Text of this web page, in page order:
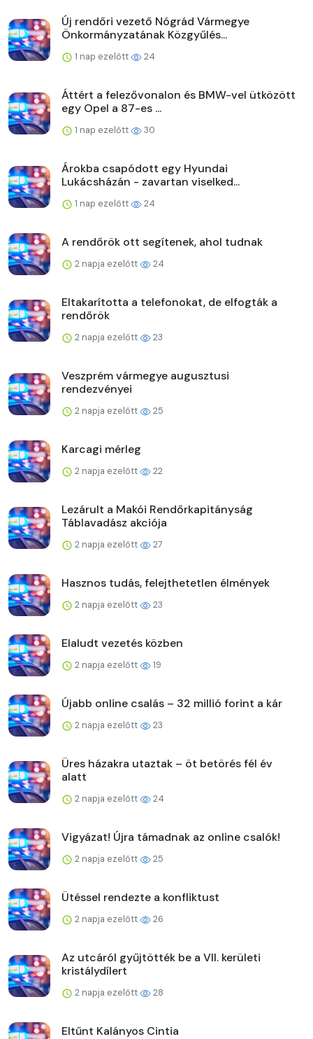
Új rendőri vezető Nógrád Vármegye
Önkormányzatának Közgyűlés...
1 nap ezelőtt 24
Áttért a felezővonalon és BMW-vel ütközött
egy Opel a 87-es ...
1 nap ezelőtt 30
Árokba csapódott egy Hyundai
Lukácsházán - zavartan viselked...
1 nap ezelőtt 24
A rendőrök ott segítenek, ahol tudnak
2 napja ezelőtt 24
Eltakarította a telefonokat, de elfogták a
rendőrök
2 napja ezelőtt 23
Veszprém vármegye augusztusi
rendezvényei
2 napja ezelőtt 25
Karcagi mérleg
2 napja ezelőtt 22
Lezárult a Makói Rendőrkapitányság
Táblavadász akciója
2 napja ezelőtt 27
Hasznos tudás, felejthetetlen élmények
2 napja ezelőtt 23
Elaludt vezetés közben
2 napja ezelőtt 19
Újabb online csalás – 32 millió forint a kár
2 napja ezelőtt 23
Üres házakra utaztak – öt betörés fél év
alatt
2 napja ezelőtt 24
Vigyázat! Újra támadnak az online csalók!
2 napja ezelőtt 25
Ütéssel rendezte a konfliktust
2 napja ezelőtt 26
Az utcáról gyűjtötték be a VII. kerületi
kristálydílert
2 napja ezelőtt 28
Eltűnt Kalányos Cintia